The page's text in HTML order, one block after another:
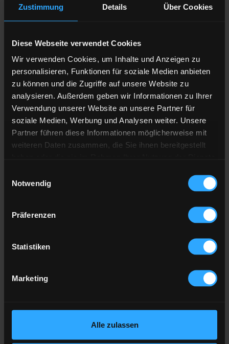
Zustimmung Details Über Cookies
Diese Webseite verwendet Cookies
Wir verwenden Cookies, um Inhalte und Anzeigen zu
personalisieren, Funktionen für soziale Medien anbieten
zu können und die Zugriffe auf unsere Website zu
analysieren. Außerdem geben wir Informationen zu Ihrer
Verwendung unserer Website an unsere Partner für
soziale Medien, Werbung und Analysen weiter. Unsere
Partner führen diese Informationen möglicherweise mit
weiteren Daten zusammen, die Sie ihnen bereitgestellt
Notwendig
Präferenzen
Statistiken
Marketing
Alle zulassen
Liefermenge
Anzahl derLieferstellen
Preis berechnen
Heizöl Standard
von Kann Mineralölhandel